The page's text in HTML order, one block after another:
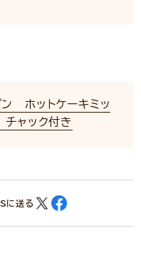
ン ホットケーキミッ
ャック付き
に送る